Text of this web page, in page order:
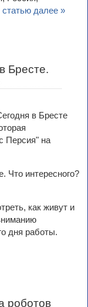
статью далее »
Бресте.
в Бресте
Персия" на
как живут и
дня работы.
роботов